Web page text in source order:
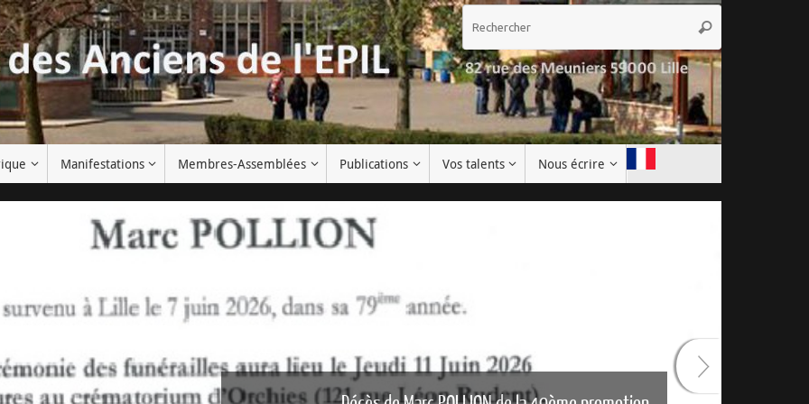
:
Rechercher
Manifestations Membres-Assemblées Publications Vos talents Nous écrire